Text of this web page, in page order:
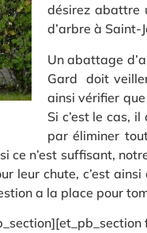
désirez abattre
d’arbre à Saint-
Un abattage
Gard doit
ainsi vérifier
Si c’est le cas,
par éliminer
ce n’est suffisant,
leur chute, c’est
a la place pour